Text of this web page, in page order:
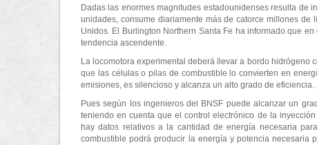
Dadas las enormes magnitudes estadounidenses resulta de
unidades, consume diariamente más de catorce millones
Unidos. El Burlington Northern Santa Fe ha informado que
tendencia ascendente.
La locomotora experimental deberá llevar a bordo hidrógeno
que las células o pilas de combustible lo convierten en
emisiones, es silencioso y alcanza un alto grado de
Pues según los ingenieros del BNSF puede alcanzar un
teniendo en cuenta que el control electrónico de la
hay datos relativos a la cantidad de energía necesaria
combustible podrá producir la energía y potencia necesaria